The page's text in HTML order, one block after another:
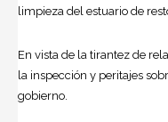
limpieza del estuario de
En vista de la tirantez de
la inspección y peritajes
gobierno.